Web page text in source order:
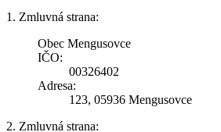
1. Zmluvná strana:
Obec Mengusovce
IČO:
00326402
Adresa:
123, 05936 Mengusovce
2. Zmluvná strana: